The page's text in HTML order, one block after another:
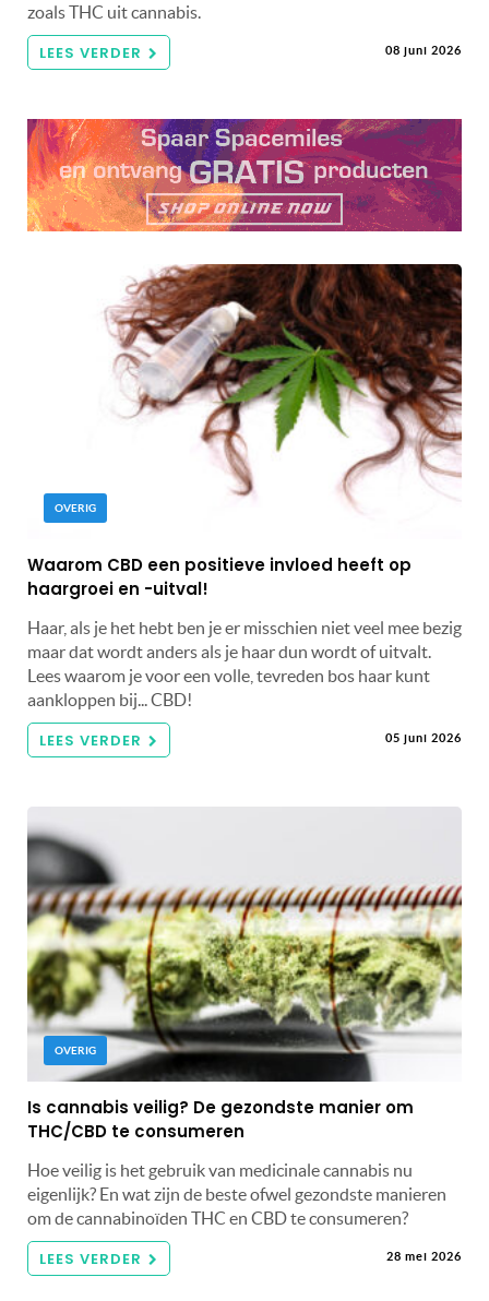
zoals THC uit cannabis.
LEES VERDER 08 juni 2026
OVERIG
Waarom CBD een positieve invloed heeft op
haargroei en -uitval!
Haar, als je het hebt ben je er misschien niet veel mee bezig
maar dat wordt anders als je haar dun wordt of uitvalt.
Lees waarom je voor een volle, tevreden bos haar kunt
aankloppen bij... CBD!
LEES VERDER 05 juni 2026
OVERIG
Is cannabis veilig? De gezondste manier om
THC/CBD te consumeren
Hoe veilig is het gebruik van medicinale cannabis nu
eigenlijk? En wat zijn de beste ofwel gezondste manieren
om de cannabinoïden THC en CBD te consumeren?
LEES VERDER 28 mei 2026